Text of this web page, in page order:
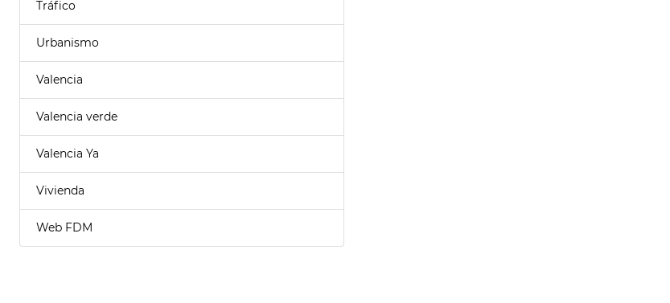
Tráfico
Urbanismo
Valencia
Valencia verde
Valencia Ya
Vivienda
Web FDM